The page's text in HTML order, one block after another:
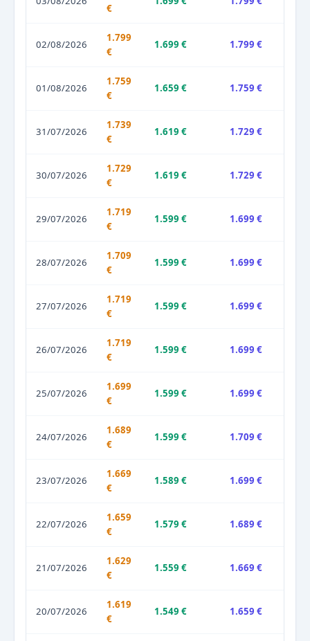
€
02/08/2026
1.799
€
1.699 € 1.799 €
01/08/2026
1.759
€
1.659 € 1.759 €
31/07/2026
1.739
€
1.619 € 1.729 €
30/07/2026
1.729
€
1.619 € 1.729 €
29/07/2026
1.719
€
1.599 € 1.699 €
28/07/2026
1.709
€
1.599 € 1.699 €
27/07/2026
1.719
€
1.599 € 1.699 €
26/07/2026
1.719
€
1.599 € 1.699 €
25/07/2026
1.699
€
1.599 € 1.699 €
24/07/2026
1.689
€
1.599 € 1.709 €
23/07/2026
1.669
€
1.589 € 1.699 €
22/07/2026
1.659
€
1.579 € 1.689 €
21/07/2026
1.629
€
1.559 € 1.669 €
20/07/2026
1.619
€
1.549 € 1.659 €